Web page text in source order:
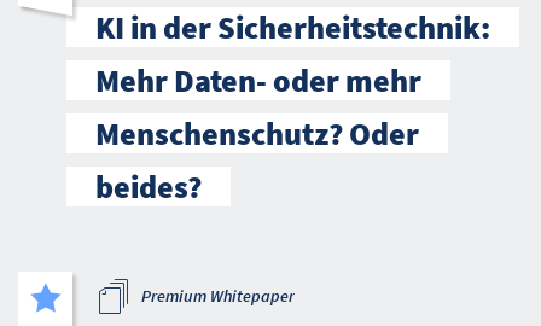
KI in der Sicherheitstechnik:
Mehr Daten- oder mehr
Menschenschutz? Oder
beides?
Premium Whitepaper